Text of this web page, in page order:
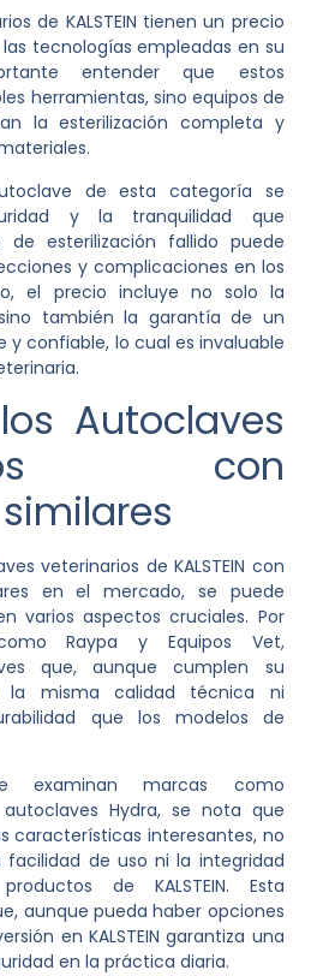
de KALSTEIN tienen un precio
tecnologías empleadas en su
entender que estos
herramientas, sino equipos de
la esterilización completa y
de esta categoría se
y la tranquilidad que
de esterilización fallido puede
y complicaciones en los
el precio incluye no solo la
también la garantía de un
confiable, lo cual es invaluable
Autoclaves
con
veterinarios de KALSTEIN con
en el mercado, se puede
varios aspectos cruciales. Por
Raypa y Equipos Vet,
que, aunque cumplen su
la misma calidad técnica ni
que los modelos de
examinan marcas como
Hydra, se nota que
características interesantes, no
de uso ni la integridad
de KALSTEIN. Esta
aunque pueda haber opciones
en KALSTEIN garantiza una
en la práctica diaria.